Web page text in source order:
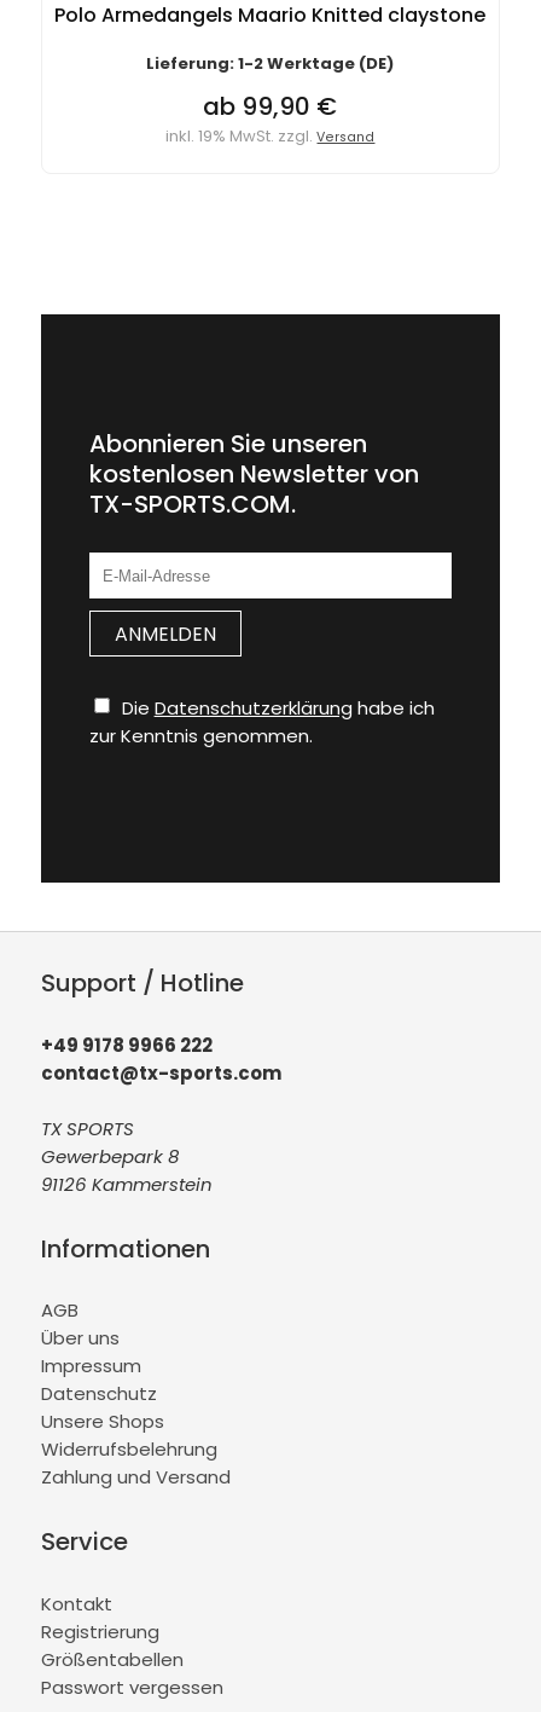
Polo Armedangels Maario Knitted claystone
Lieferung: 1-2 Werktage (DE)
ab 99,90 €
inkl. 19% MwSt. zzgl.Versand
Abonnieren Sie unseren
kostenlosen Newsletter von
TX-SPORTS.COM.
Die Datenschutzerklärung habe ich
zur Kenntnis genommen.
Support / Hotline
+49 9178 9966 222
contact@tx-sports.com
TX SPORTS
Gewerbepark 8
91126 Kammerstein
Informationen
AGB
Über uns
Impressum
Datenschutz
Unsere Shops
Widerrufsbelehrung
Zahlung und Versand
Service
Kontakt
Registrierung
Größentabellen
Passwort vergessen